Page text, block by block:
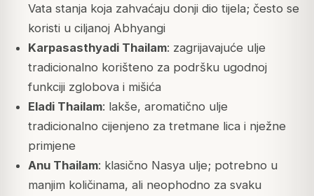
Vata stanja koja zahvaćaju donji dio tijela; često se
koristi u ciljanoj Abhyangi
Karpasasthyadi Thailam: zagrijavajuće ulje
tradicionalno korišteno za podršku ugodnoj
funkciji zglobova i mišića
Eladi Thailam: lakše, aromatično ulje
tradicionalno cijenjeno za tretmane lica i nježne
primjene
Anu Thailam: klasično Nasya ulje; potrebno u
manjim količinama, ali neophodno za svaku